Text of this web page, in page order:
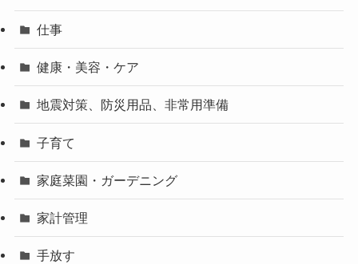
仕事
健康・美容・ケア
地震対策、防災用品、非常用準備
子育て
家庭菜園・ガーデニング
家計管理
手放す